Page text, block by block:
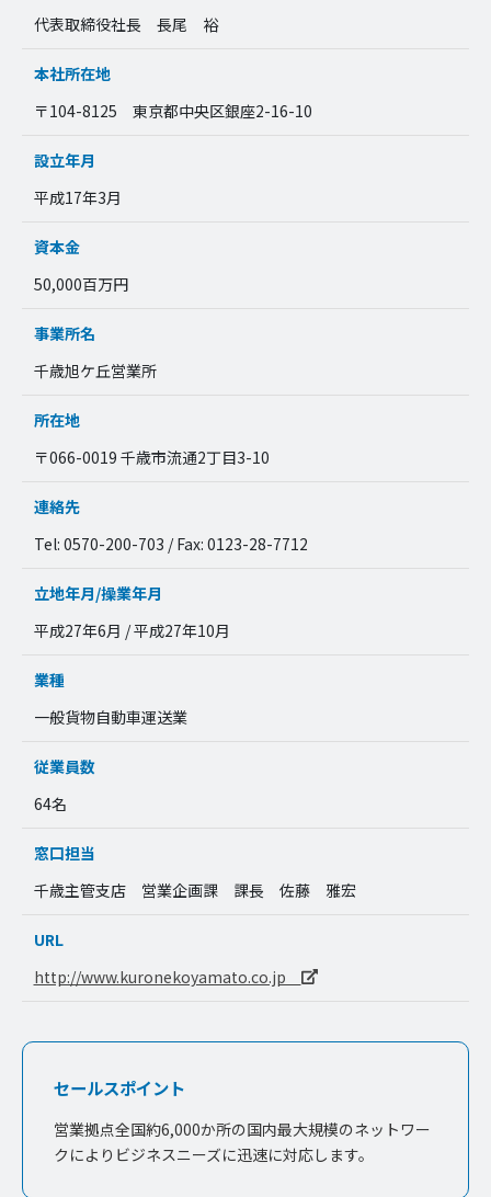
代表取締役社長 長尾 裕
本社所在地
〒104-8125 東京都中央区銀座2-16-10
設立年月
平成17年3月
資本金
50,000百万円
事業所名
千歳旭ケ丘営業所
所在地
〒066-0019 千歳市流通2丁目3-10
連絡先
Tel: 0570-200-703 / Fax: 0123-28-7712
立地年月/操業年月
平成27年6月 / 平成27年10月
業種
一般貨物自動車運送業
従業員数
64名
窓口担当
千歳主管支店 営業企画課 課長 佐藤 雅宏
URL
http://www.kuronekoyamato.co.jp
セールスポイント
営業拠点全国約6,000か所の国内最大規模のネットワー
クによりビジネスニーズに迅速に対応します。